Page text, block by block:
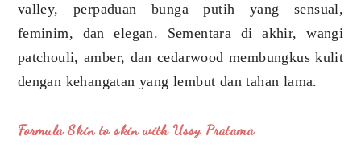
valley, perpaduan bunga putih yang sensual,
feminim, dan elegan. Sementara di akhir, wangi
patchouli, amber, dan cedarwood membungkus kulit
dengan kehangatan yang lembut dan tahan lama.
Formula Skin to skin with Ussy Pratama